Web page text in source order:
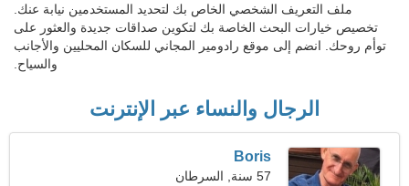
ملف التعريف الشخصي الخاص بك لتحديد المستخدمين نيابة عنك.
تخصيص خيارات البحث الخاصة بك لتكوين صداقات جديدة والعثور على
توأم روحك. انضم إلى موقع رادومير المجاني للسكان المحليين والأجانب
والسياح.
الرجال والنساء عبر الإنترنت
Boris
57 سنة, السرطان